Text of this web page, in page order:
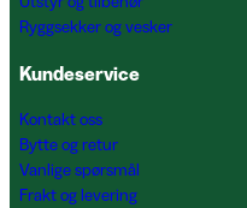
Ryggsekker og vesker
Kundeservice
Kontakt oss
Bytte og retur
Vanlige spørsmål
Frakt og levering